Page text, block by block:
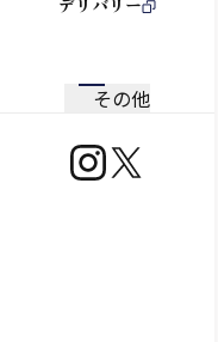
デリバリー
その他
https://https://